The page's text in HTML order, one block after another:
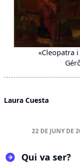
«Cleopatra
Laura Cuesta
22 DE JUNY DE
Qui va ser?